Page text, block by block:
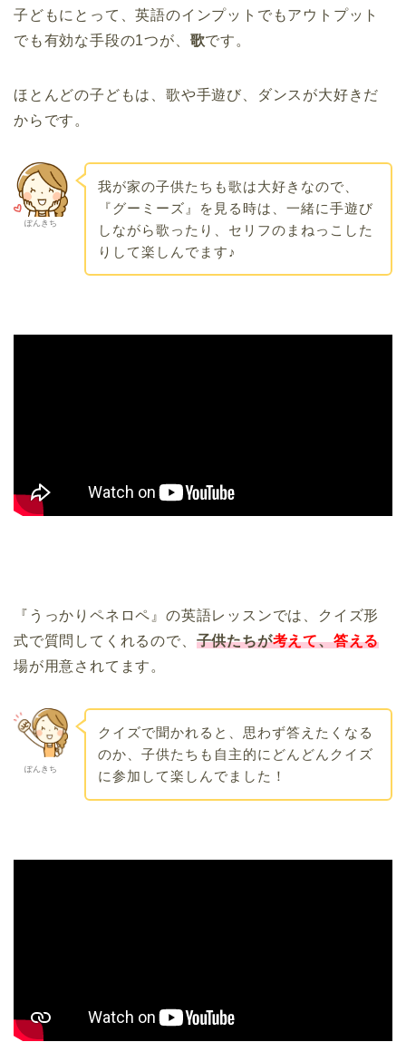
子どもにとって、英語のインプットでもアウトプット
でも有効な手段の1つが、 歌です。
ほとんどの子どもは、歌や手遊び、ダンスが大好きだ
からです。
ぽんきち
我が家の子供たちも歌は大好きなので、
『グーミーズ』を見る時は、一緒に手遊び
しながら歌ったり、セリフのまねっこした
りして楽しんでます♪
『うっかりペネロペ』の英語レッスンでは、クイズ形
式で質問してくれるので、 子供たちが考えて、答える
場が用意されてます。
ぽんきち
クイズで聞かれると、思わず答えたくなる
のか、子供たちも自主的にどんどんクイズ
に参加して楽しんでました！